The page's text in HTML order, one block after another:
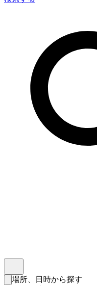
検索フォームを閉じる
場所、日時から探す